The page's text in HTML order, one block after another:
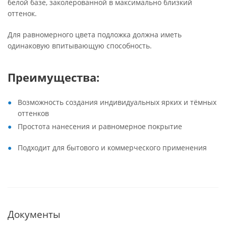
белой базе, заколерованной в максимально близкий
оттенок.
Для равномерного цвета подложка должна иметь
одинаковую впитывающую способность.
Преимущества:
Возможность создания индивидуальных ярких и тёмных
оттенков
Простота нанесения и равномерное покрытие
Подходит для бытового и коммерческого применения
Документы